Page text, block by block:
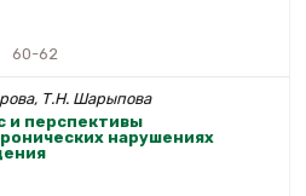
60-62
Т.Н. Шарыпова
и перспективы
нарушениях